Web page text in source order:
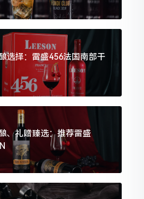
选择：雷盛456法国南部干
、礼赠臻选：推荐雷盛